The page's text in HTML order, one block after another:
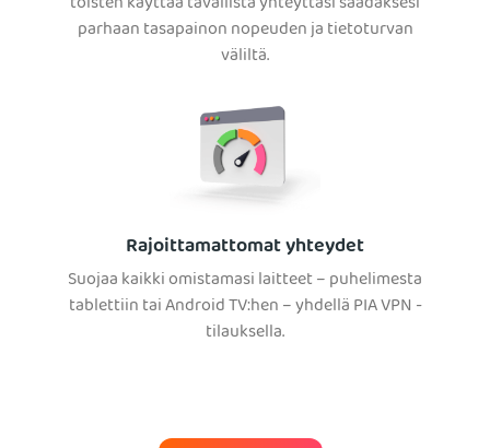
parhaan tasapainon nopeuden ja tietoturvan
väliltä.
Rajoittamattomat yhteydet
Suojaa kaikki omistamasi laitteet – puhelimesta
tablettiin tai Android TV:hen – yhdellä PIA VPN -
tilauksella.